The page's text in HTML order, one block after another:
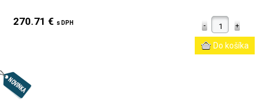
270.71 € s DPH